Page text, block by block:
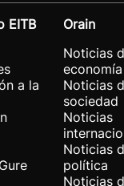
EITB
a la
Orain
Noticias
economía
Noticias
sociedad
Noticias
Noticias
política
Noticias